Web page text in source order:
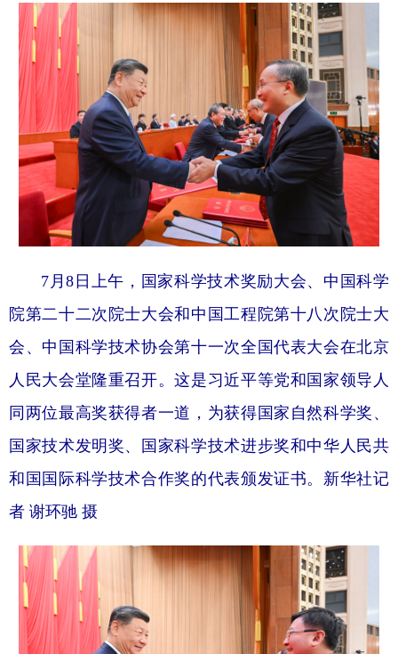
7月8日上午，国家科学技术奖励大会、中国科学
院第二十二次院士大会和中国工程院第十八次院士大
会、中国科学技术协会第十一次全国代表大会在北京
人民大会堂隆重召开。这是习近平等党和国家领导人
同两位最高奖获得者一道，为获得国家自然科学奖、
国家技术发明奖、国家科学技术进步奖和中华人民共
和国国际科学技术合作奖的代表颁发证书。新华社记
者 谢环驰 摄